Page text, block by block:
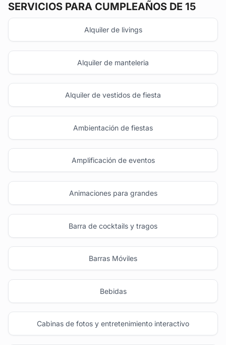
SERVICIOS PARA CUMPLEAÑOS DE 15
Alquiler de livings
Alquiler de manteleria
Alquiler de vestidos de fiesta
Ambientación de fiestas
Amplificación de eventos
Animaciones para grandes
Barra de cocktails y tragos
Barras Móviles
Bebidas
Cabinas de fotos y entretenimiento interactivo